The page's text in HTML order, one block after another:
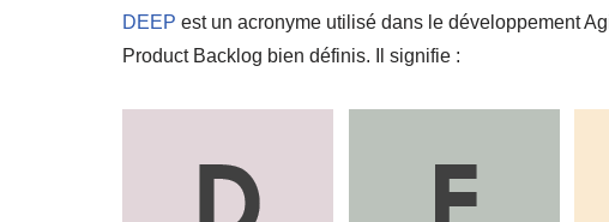
DEEP est un acronyme utilisé dans le développement
Product Backlog bien définis. Il signifie :